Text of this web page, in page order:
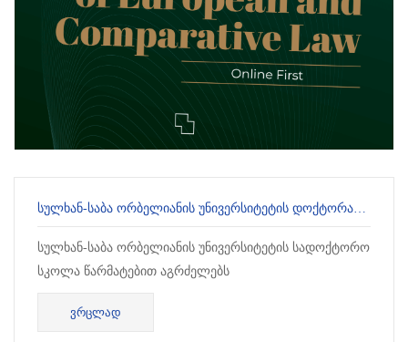
ᲡᲣᲚᲮᲐᲜ-ᲡᲐᲑᲐ ᲝᲠᲑᲔᲚᲘᲐᲜᲘᲡ ᲣᲜᲘᲕᲔᲠᲡᲘᲢᲔᲢᲘᲡ ᲓᲝᲥᲢᲝᲠᲐᲜᲢᲔᲑᲘᲡ ᲬᲐᲠᲛᲐᲢᲔᲑᲐ: ᲡᲢᲐᲢᲘᲐ SCOPUS-ᲘᲡ ᲡᲐᲔᲠᲗᲐᲨᲝᲠᲘᲡᲝ ᲑᲐᲖᲐᲨᲘ
სულხან-საბა ორბელიანის უნივერსიტეტის სადოქტორო
სკოლა წარმატებით აგრძელებს
მენტორობის პროგრამას, რომელიც მიზნად ისახავ...
ᲕᲠᲪᲚᲐᲓ